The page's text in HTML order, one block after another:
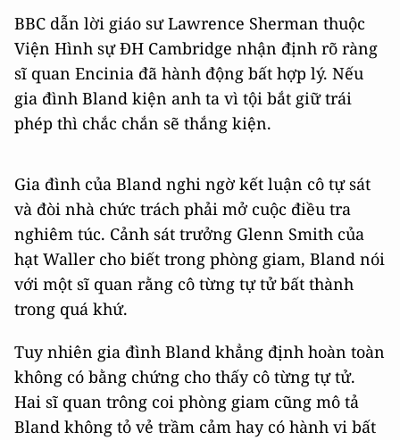
BBC dẫn lời giáo sư Lawrence Sherman thuộc
Viện Hình sự ĐH Cambridge nhận định rõ ràng
sĩ quan Encinia đã hành động bất hợp lý. Nếu
gia đình Bland kiện anh ta vì tội bắt giữ trái
phép thì chắc chắn sẽ thắng kiện.
Gia đình của Bland nghi ngờ kết luận cô tự sát
và đòi nhà chức trách phải mở cuộc điều tra
nghiêm túc. Cảnh sát trưởng Glenn Smith của
hạt Waller cho biết trong phòng giam, Bland nói
với một sĩ quan rằng cô từng tự tử bất thành
trong quá khứ.
Tuy nhiên gia đình Bland khẳng định hoàn toàn
không có bằng chứng cho thấy cô từng tự tử.
Hai sĩ quan trông coi phòng giam cũng mô tả
Bland không tỏ vẻ trầm cảm hay có hành vi bất